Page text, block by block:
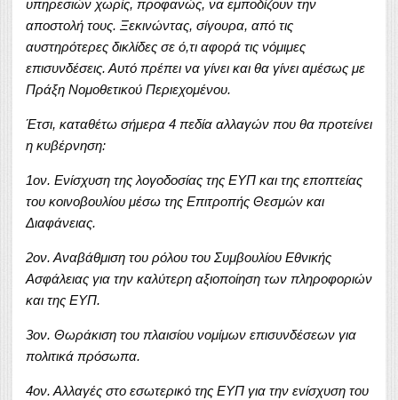
υπηρεσιών χωρίς, προφανώς, να εμποδίζουν την
αποστολή τους. Ξεκινώντας, σίγουρα, από τις
αυστηρότερες δικλίδες σε ό,τι αφορά τις νόμιμες
επισυνδέσεις. Αυτό πρέπει να γίνει και θα γίνει αμέσως με
Πράξη Νομοθετικού Περιεχομένου.
Έτσι, καταθέτω σήμερα 4 πεδία αλλαγών που θα προτείνει
η κυβέρνηση:
1ον. Ενίσχυση της λογοδοσίας της ΕΥΠ και της εποπτείας
του κοινοβουλίου μέσω της Επιτροπής Θεσμών και
Διαφάνειας.
2ον. Αναβάθμιση του ρόλου του Συμβουλίου Εθνικής
Ασφάλειας για την καλύτερη αξιοποίηση των πληροφοριών
και της ΕΥΠ.
3ον. Θωράκιση του πλαισίου νομίμων επισυνδέσεων για
πολιτικά πρόσωπα.
4ον. Αλλαγές στο εσωτερικό της ΕΥΠ για την ενίσχυση του